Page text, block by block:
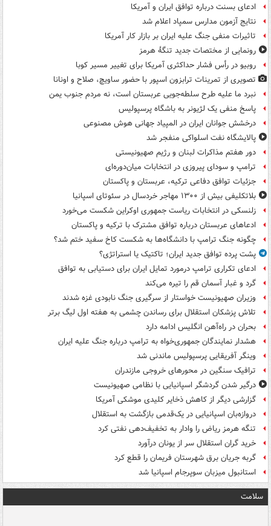
ادعای بسنت درباره توافق ایران و آمریکا
نتایج آزمون مدارس سمپاد اعلام شد
تاثیرات منفی جنگ علیه ایران بر بازار کار آمریکا
رونمایی از مختصات جدید تنگۀ هرمز
روبیو در رأس فشار حداکثری آمریکا برای تغییر مسیر کوبا
تصویری از تمرینات ترابزون اسپور با حضور ساویچ، صلاح و اونانا
نبرد ما علیه طرح سلطه‌جویی عربستان است، نه مردم جنوب یمن
پاسخ منفی یک لژیونر به باشگاه پرسپولیس
درخشش جوانان ایران در المپیاد جهانی هوش مصنوعی
پالایشگاه نفت اسلواکی منفجر شد
دور هفتم مذاکرات لبنان و رژیم صهیونیستی
ترامپ و سودای پیروزی در انتخابات میان‌دوره‌ای
جزئیات توافق دفاعی ترکیه، عربستان و پاکستان
بلاتکلیفی بیش از ۱۳۰۰ مهاجر خردسال در سئوتای اسپانیا
زلنسکی در انتخابات ریاست جمهوری اوکراین شکست می‌خورد
ادعاهای عربستان درباره توافق مشترک با ترکیه و پاکستان
چگونه جنگ ترامپ با دانشگاه‌ها به شکست کاخ سفید ختم شد؟
پشت پرده توافق جدید ایران؛ تاکتیک یا استراتژی؟
ادعای تکراری ترامپ درمورد تمایل ایران برای دستیابی به توافق
گرد و غبار آسمان قم را تیره می‌کند
وزیران صهیونیست خواستار از سرگیری جنگ نابودی غزه شدند
تلاش پزشکان استقلال برای رساندن چشمی به هفته اول لیگ برتر
بحران در راه‌آهن انگلیس ادامه دارد
هشدار نمایندگان جمهوری‌خواه به ترامپ درباره جنگ علیه ایران
وینگر آفریقایی پرسپولیس ماندنی شد
ترافیک سنگین در محورهای خروجی مازندران
درگیر شدن گردشگر اسپانیایی با نظامی صهیونیست
گزارشی دیگر از کاهش ذخایر کلیدی موشکی آمریکا
دروازه‌بان اسپانیایی در یک‌قدمی بازگشت به استقلال
تنگه هرمز ریاض را وادار به تخفیف‌دهی نفتی کرد
خرید گران استقلال سر از یونان درآورد
گربه جریان برق شهرستان فریمان را قطع کرد
استانبول میزبان سوپرجام اسپانیا شد
سلامت